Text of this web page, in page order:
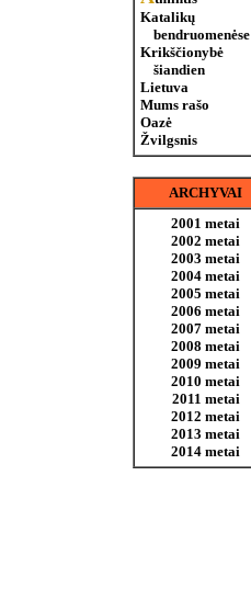
Katalikų
bendruomenėse
Krikščionybė
šiandien
Lietuva
Mums rašo
Oazė
Žvilgsnis
ARCHYVAI
2001 metai
2002 metai
2003 metai
2004 metai
2005 metai
2006 metai
2007 metai
2008 metai
2009 metai
2010 metai
2011 metai
2012 metai
2013 metai
2014 metai